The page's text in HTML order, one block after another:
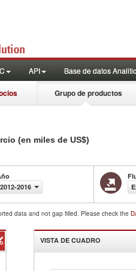
API Base de datos
Grupo de productos
(en miles de US$)
2012-2016
data and not gap filled. Please check the
VISTA DE CUADRO